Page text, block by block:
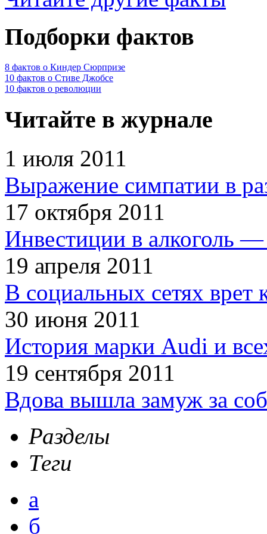
Подборки фактов
8 фактов о Киндер Сюрпризе
10 фактов о Стиве Джобсе
10 фактов о революции
Читайте в журнале
1 июля 2011
Выражение симпатии в
17 октября 2011
Инвестиции в алкоголь —
19 апреля 2011
В социальных сетях врет
30 июня 2011
История марки Audi и
19 сентября 2011
Вдова вышла замуж за
Разделы
Теги
а
б